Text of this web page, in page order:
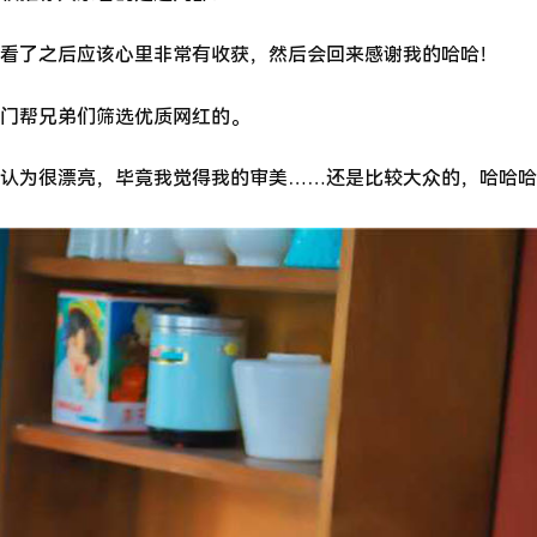
了之后应该心里非常有收获，然后会回来感谢我的哈哈！
帮兄弟们筛选优质网红的。
为很漂亮，毕竟我觉得我的审美……还是比较大众的，哈哈